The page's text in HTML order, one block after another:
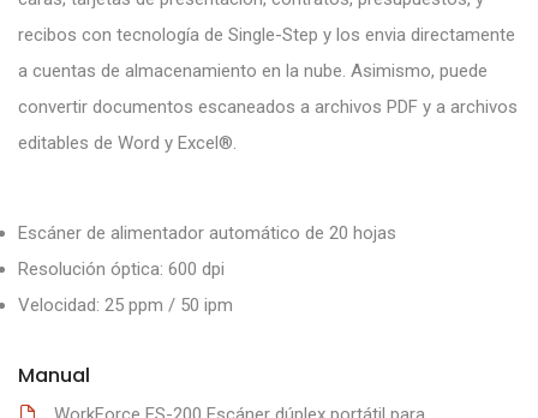
recibos con tecnología de Single-Step y los envia directamente
a cuentas de almacenamiento en la nube. Asimismo, puede
convertir documentos escaneados a archivos PDF y a archivos
editables de Word y Excel®.
Escáner de alimentador automático de 20 hojas
Resolución óptica: 600 dpi
Velocidad: 25 ppm / 50 ipm
Manual